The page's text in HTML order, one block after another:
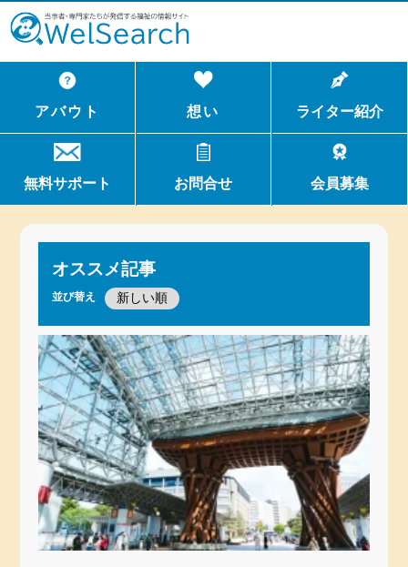
WelSerch
アバウト 想い ライター紹介
無料サポート お問合せ 会員募集
オススメ記事
並び替え